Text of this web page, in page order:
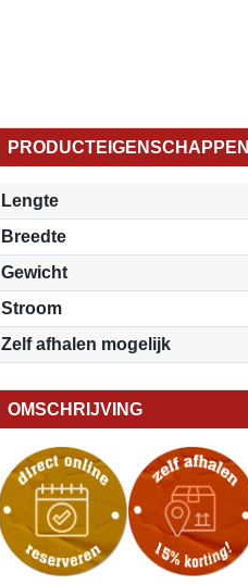
PRODUCTEIGENSCHAPPEN
Lengte
Breedte
Gewicht
Stroom
Zelf afhalen mogelijk
OMSCHRIJVING